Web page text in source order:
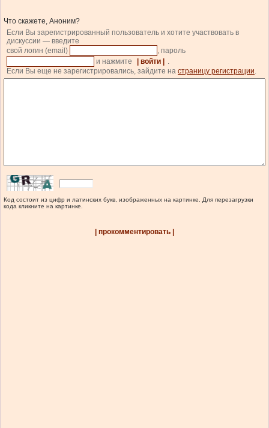
Что скажете, Аноним?
Если Вы зарегистрированный пользователь и хотите участвовать в
дискуссии — введите
свой логин (email)
, пароль
и нажмите
| войти |
.
Если Вы еще не зарегистрировались, зайдите на страницу регистрации.
Код состоит из цифр и латинских букв, изображенных на картинке. Для перезагрузки
кода кликните на картинке.
| прокомментировать |